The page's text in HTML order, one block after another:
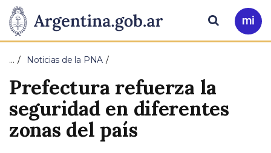
Presidencia
de
la
Nación
Pasar al contenido principal
Ir
a
Buscar
… Noticias de la PNA
Prefectura refuerza la
seguridad en diferentes
zonas del país